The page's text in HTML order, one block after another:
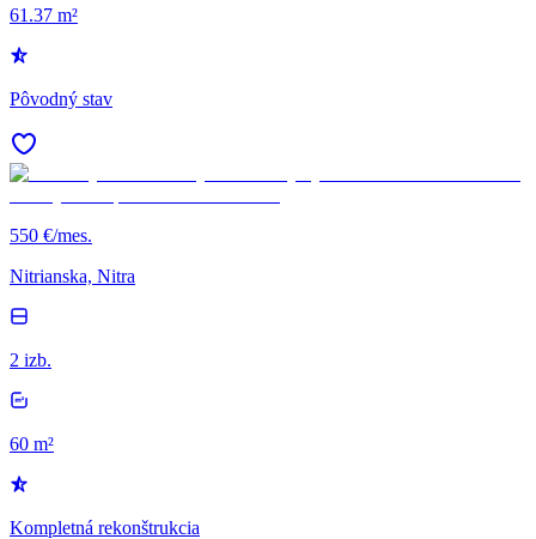
61.37 m²
Pôvodný stav
550 €/mes.
Nitrianska, Nitra
2 izb.
60 m²
Kompletná rekonštrukcia